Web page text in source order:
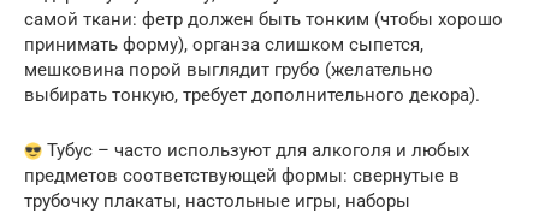
самой ткани: фетр должен быть тонким (чтобы хорошо
принимать форму), органза слишком сыпется,
мешковина порой выглядит грубо (желательно
выбирать тонкую, требует дополнительного декора).
Тубус – часто используют для алкоголя и любых
предметов соответствующей формы: свернутые в
трубочку плакаты, настольные игры, наборы